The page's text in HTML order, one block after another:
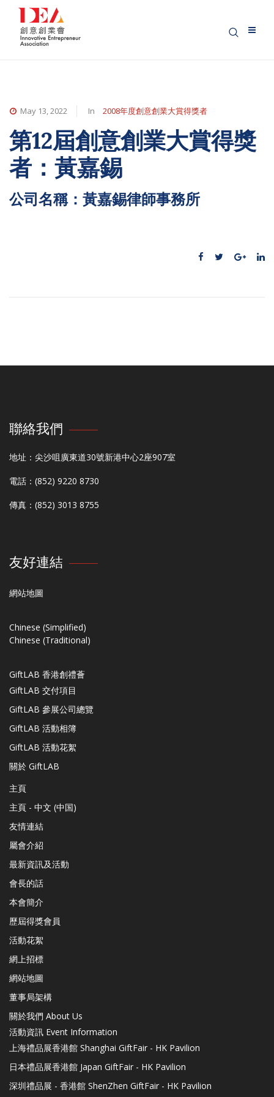
May 13, 2022 In 2008年度創意創業大賞得獎者
第12屆創意創業大賞得獎
者：黃嘉錫
公司名稱：黃嘉錫律師事務所
聯絡我們
地址：尖沙咀廣東道30號新港中心2座907室
電話：(852) 9220 8730
傳真：(852) 3013 8755
友好連結
網站地圖
Chinese (Simplified)
Chinese (Traditional)
GiftLAB 香港創禮薈
GiftLAB 交付項目
GiftLAB 參展公司總覽
GiftLAB 活動相簿
GiftLAB 活動花絮
關於 GiftLAB
主頁
主頁 - 中文 (中国)
友情連結
屬會介紹
最新資訊及活動
會長的話
本會簡介
歷屆得獎會員
活動花絮
網上招標
網站地圖
董事局架構
關於我們 About Us
活動資訊 Event Information
上海禮品展香港館 Shanghai GiftFair - HK Pavilion
日本禮品展香港館 Japan GiftFair - HK Pavilion
深圳禮品展 - 香港館 ShenZhen GiftFair - HK Pavilion